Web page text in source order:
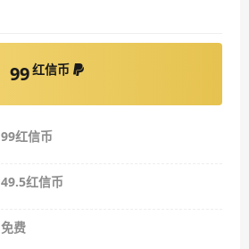
99红信币
99红信币
49.5红信币
免费